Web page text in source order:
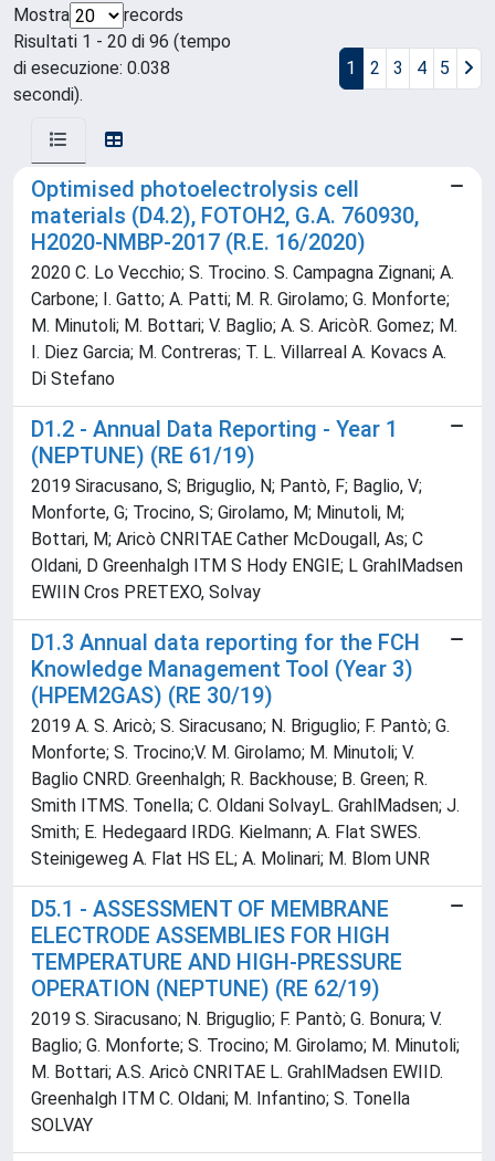
Mostra
records
Risultati 1 - 20 di 96 (tempo
di esecuzione: 0.038
secondi).
1 2 3 4 5
Optimised photoelectrolysis cell
materials (D4.2), FOTOH2, G.A. 760930,
H2020-NMBP-2017 (R.E. 16/2020)
2020 C. Lo Vecchio; S. Trocino. S. Campagna Zignani; A.
Carbone; I. Gatto; A. Patti; M. R. Girolamo; G. Monforte;
M. Minutoli; M. Bottari; V. Baglio; A. S. AricòR. Gomez; M.
I. Diez Garcia; M. Contreras; T. L. Villarreal A. Kovacs A.
Di Stefano
D1.2 - Annual Data Reporting - Year 1
(NEPTUNE) (RE 61/19)
2019 Siracusano, S; Briguglio, N; Pantò, F; Baglio, V;
Monforte, G; Trocino, S; Girolamo, M; Minutoli, M;
Bottari, M; Aricò CNRITAE Cather McDougall, As; C
Oldani, D Greenhalgh ITM S Hody ENGIE; L GrahlMadsen
EWIIN Cros PRETEXO, Solvay
D1.3 Annual data reporting for the FCH
Knowledge Management Tool (Year 3)
(HPEM2GAS) (RE 30/19)
2019 A. S. Aricò; S. Siracusano; N. Briguglio; F. Pantò; G.
Monforte; S. Trocino;V. M. Girolamo; M. Minutoli; V.
Baglio CNRD. Greenhalgh; R. Backhouse; B. Green; R.
Smith ITMS. Tonella; C. Oldani SolvayL. GrahlMadsen; J.
Smith; E. Hedegaard IRDG. Kielmann; A. Flat SWES.
Steinigeweg A. Flat HS EL; A. Molinari; M. Blom UNR
D5.1 - ASSESSMENT OF MEMBRANE
ELECTRODE ASSEMBLIES FOR HIGH
TEMPERATURE AND HIGH-PRESSURE
OPERATION (NEPTUNE) (RE 62/19)
2019 S. Siracusano; N. Briguglio; F. Pantò; G. Bonura; V.
Baglio; G. Monforte; S. Trocino; M. Girolamo; M. Minutoli;
M. Bottari; A.S. Aricò CNRITAE L. GrahlMadsen EWIID.
Greenhalgh ITM C. Oldani; M. Infantino; S. Tonella
SOLVAY